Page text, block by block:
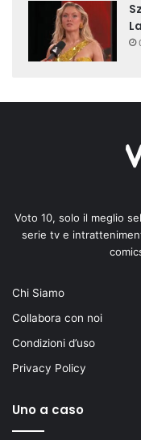
Voto 10, solo il meglio
serie tv e
Chi Siamo
Collabora con noi
Condizioni d’uso
Privacy Policy
Uno a caso